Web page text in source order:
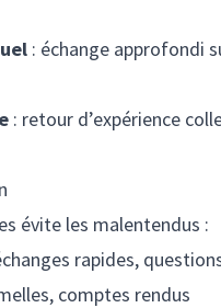
: échange approfondi
: retour d’expérience
évite les malentendus :
rapides,
comptes rendus